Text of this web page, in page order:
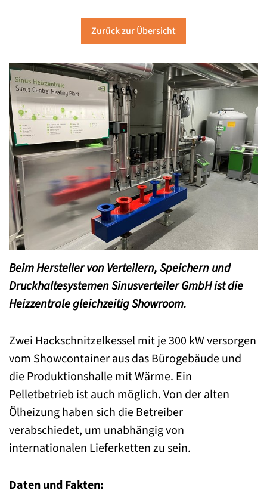
Zurück zur Übersicht
Beim Hersteller von Verteilern, Speichern und
Druckhaltesystemen Sinusverteiler GmbH ist die
Heizzentrale gleichzeitig Showroom.
Zwei Hackschnitzelkessel mit je 300 kW versorgen
vom Showcontainer aus das Bürogebäude und
die Produktionshalle mit Wärme. Ein
Pelletbetrieb ist auch möglich. Von der alten
Ölheizung haben sich die Betreiber
verabschiedet, um unabhängig von
internationalen Lieferketten zu sein.
Daten und Fakten: